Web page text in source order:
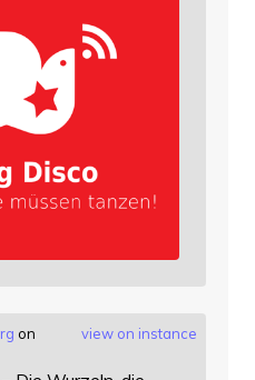
view on instance
on